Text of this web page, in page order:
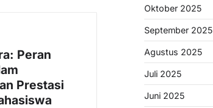
Peran
Prestasi
Oktober 2025
September 2025
Agustus 2025
Juli 2025
Juni 2025